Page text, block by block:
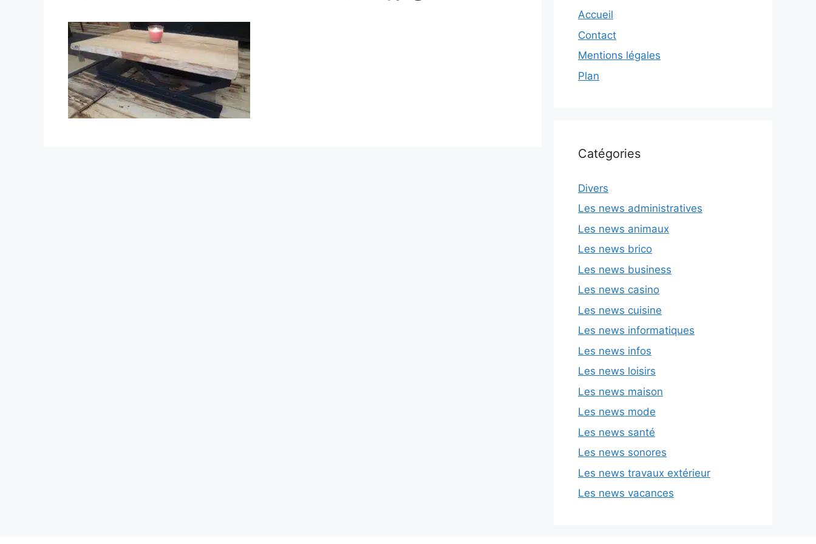
Accueil
Contact
Mentions légales
Plan
Catégories
Divers
Les news administratives
Les news animaux
Les news brico
Les news business
Les news casino
Les news cuisine
Les news informatiques
Les news infos
Les news loisirs
Les news maison
Les news mode
Les news santé
Les news sonores
Les news travaux extérieur
Les news vacances